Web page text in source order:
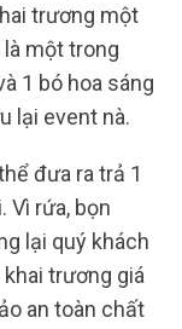
trương một
một trong
1 bó hoa sáng
lại event nà.
đưa ra trả 1
Vì rứa, bọn
lại quý khách
trương giá
an toàn chất